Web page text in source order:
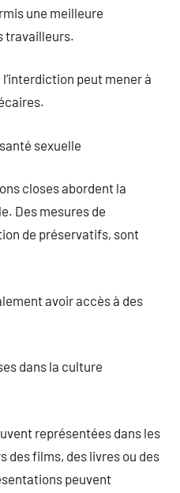
une meilleure
travailleurs.
l’interdiction peut mener à
sexuelle
closes abordent la
Des mesures de
de préservatifs, sont
avoir accès à des
dans la culture
représentées dans les
des films, des livres ou des
peuvent